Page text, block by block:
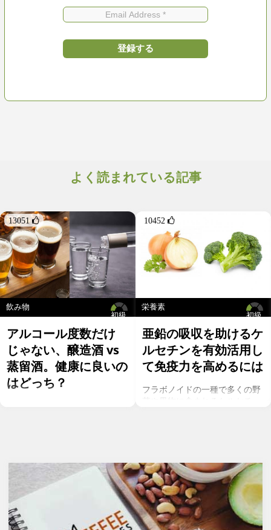
よく読まれている記事
13051 
初級
飲み物
アルコール度数だけ
じゃない、醸造酒 vs
蒸留酒。健康に良いの
はどっち？
やウォッカ等の蒸留酒は、度数
も高いため健康に悪そうなイ
メージで、ワインや日本酒など
は何となくナチュラルな感じで
アルコール度数も低いのでそう
悪くもなさそうなイメージです
10452 
初級
栄養素
亜鉛の吸収を助けるケ
ルセチンを有効活用し
て免疫力を高めるには
フラボノイドの一種で多くの野
菜や果物に含まれるケルセチ
まれるケルセチンが、血中コレ
ステロールを値を抑え心臓病の
リスクを軽減するということを
お伝えしましたが、ケルセチン
には抗菌抗ウィルス作用があり
ウイルスとの闘いを促進する可